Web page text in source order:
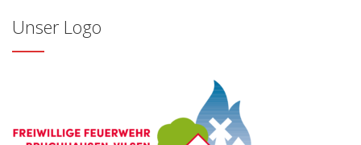
Unser Logo